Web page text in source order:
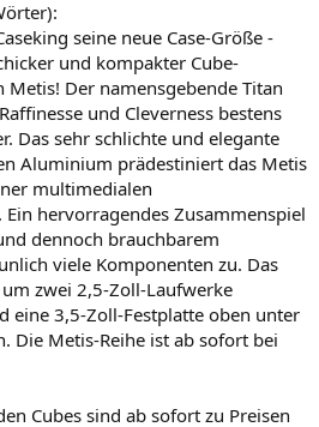
seine neue Case-Größe -
und kompakter Cube-
Metis! Der namensgebende Titan
und Cleverness bestens
Das sehr schlichte und elegante
Aluminium prädestiniert das Metis
multimedialen
hervorragendes Zusammenspiel
dennoch brauchbarem
viele Komponenten zu. Das
zwei 2,5-Zoll-Laufwerke
eine 3,5-Zoll-Festplatte oben unter
Die Metis-Reihe ist ab sofort bei
Cubes sind ab sofort zu Preisen